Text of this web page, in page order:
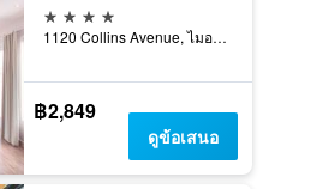
4 ดาว
1120 Collins Avenue, ไมอามีบีช, FL, สหรัฐอเมริกา
฿2,849
ดูข้อเสนอ